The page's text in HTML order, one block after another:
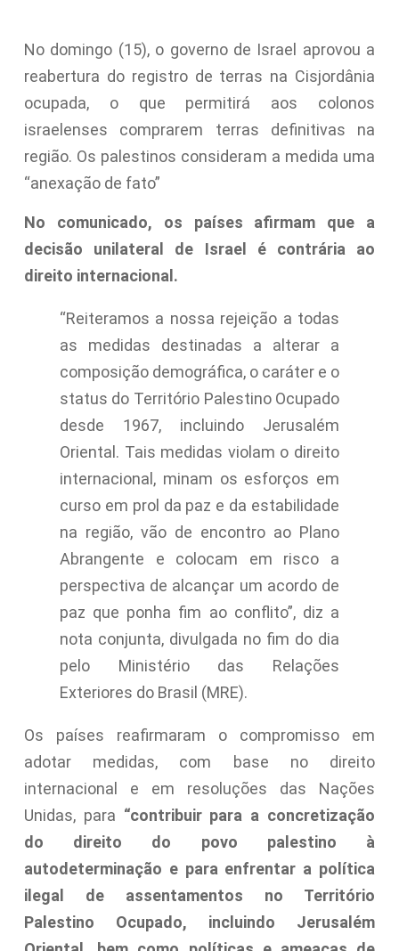
No domingo (15), o governo de Israel aprovou a
reabertura do registro de terras na Cisjordânia
ocupada, o que permitirá aos colonos
israelenses comprarem terras definitivas na
região. Os palestinos consideram a medida uma
“anexação de fato”
No comunicado, os países afirmam que a
decisão unilateral de Israel é contrária ao
direito internacional.
“Reiteramos a nossa rejeição a todas
as medidas destinadas a alterar a
composição demográfica, o caráter e o
status do Território Palestino Ocupado
desde 1967, incluindo Jerusalém
Oriental. Tais medidas violam o direito
internacional, minam os esforços em
curso em prol da paz e da estabilidade
na região, vão de encontro ao Plano
Abrangente e colocam em risco a
perspectiva de alcançar um acordo de
paz que ponha fim ao conflito”, diz a
nota conjunta, divulgada no fim do dia
pelo Ministério das Relações
Exteriores do Brasil (MRE).
Os países reafirmaram o compromisso em
adotar medidas, com base no direito
internacional e em resoluções das Nações
Unidas, para “contribuir para a concretização
do direito do povo palestino à
autodeterminação e para enfrentar a política
ilegal de assentamentos no Território
Palestino Ocupado, incluindo Jerusalém